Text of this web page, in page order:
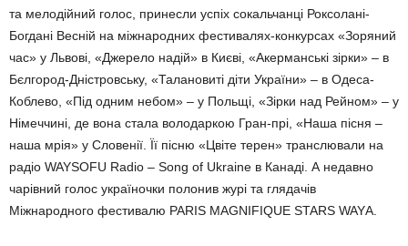
та мелодійний голос, принесли успіх сокальчанці Роксо­лані-
Богдані Весній на міжнародних фестивалях-конкурсах «Зоряний
час» у Львові, «Джерело надій» в Києві, «Акерманські зірки» – в
Бєлгород-Дністровську, «Талановиті діти Украї­ни» – в Одеса-
Коблево, «Під одним небом» – у Польщі, «Зірки над Рейном» – у
Німеччині, де вона стала володаркою Гран-прі, «Наша пісня –
наша мрія» у Словенії. Її пісню «Цвіте терен» транслювали на
радіо WAYSOFU Radio – Song of Ukraine в Канаді. А недавно
чарівний голос україночки полонив журі та глядачів
Міжнародного фестивалю PARIS MAGNIFIQUE STARS WAYА.